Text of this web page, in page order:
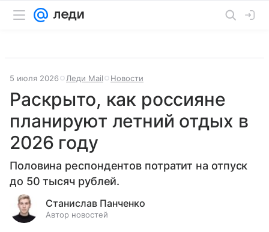
5 июля 2026 Леди Mail Новости
Раскрыто, как россияне
планируют летний отдых в
2026 году
Половина респондентов потратит на отпуск
до 50 тысяч рублей.
Станислав Панченко
Автор новостей